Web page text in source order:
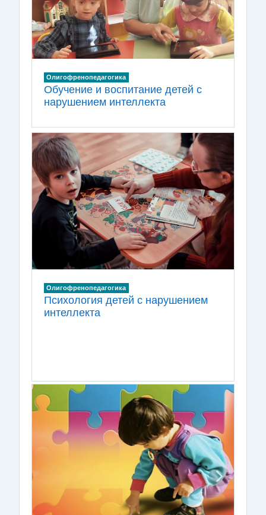
Олигофренопедагогика
Обучение и воспитание детей с
нарушением интеллекта
Олигофренопедагогика
Психология детей с нарушением
интеллекта